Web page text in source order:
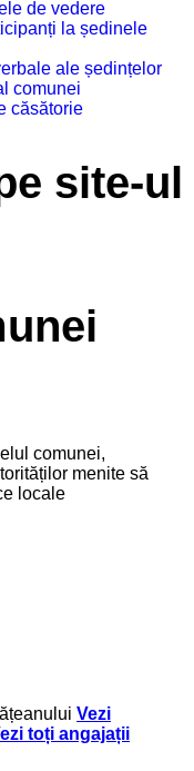
de vedere
la ședinele
ale ședințelor
comunei
căsătorie
site-ul
comunei,
menite să
locale
Vezi
toți angajații